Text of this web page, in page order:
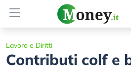
Lavoro e Diritti
Contributi colf e